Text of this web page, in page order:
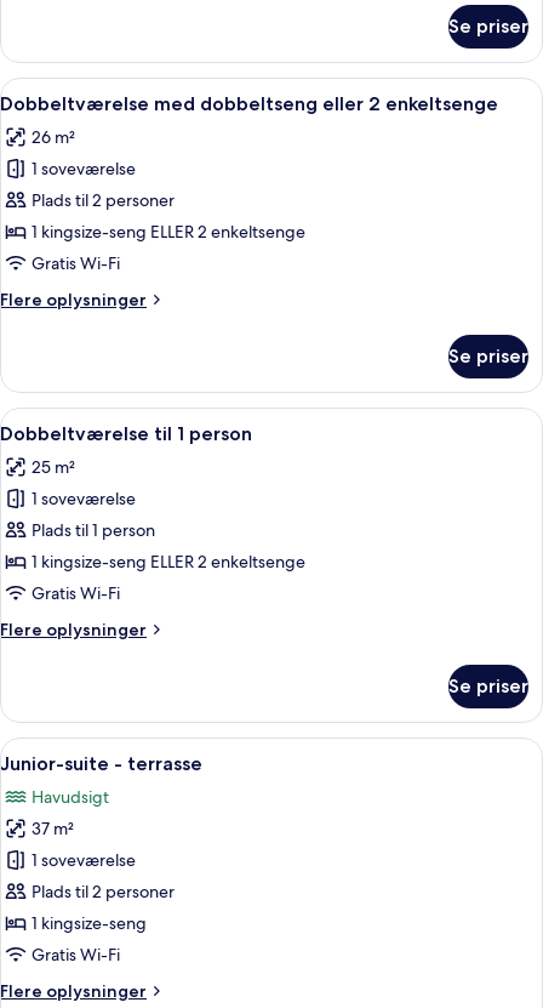
værelse
Se priser
Indlæs
alle
billeder
af
Dobbeltværelse
med
dobbeltseng
2
Et moderne hotelværelse med en
5
Dobbeltværelse med dobbeltseng eller 2 enkeltsenge
26 m²
1 soveværelse
Plads til 2 personer
1 kingsize-seng ELLER 2 enkeltsenge
Gratis Wi-Fi
Flere oplysninger
Flere
med
dobbeltseng
eller
enkeltsenge
Se priser
Indlæs
alle
billeder
af
Dobbeltværelse
til
1
Et moderne hotelværelse med en
5
Dobbeltværelse til 1 person
25 m²
1 soveværelse
Plads til 1 person
1 kingsize-seng ELLER 2 enkeltsenge
Gratis Wi-Fi
Flere oplysninger
Flere
til
person
Se priser
Indlæs
alle
billeder
af
Junior-
suite
-
terrasse
Et moderne hotelværelse med en
6
Junior-suite - terrasse
Havudsigt
37 m²
1 soveværelse
Plads til 2 personer
1 kingsize-seng
Gratis Wi-Fi
Flere oplysninger
Flere